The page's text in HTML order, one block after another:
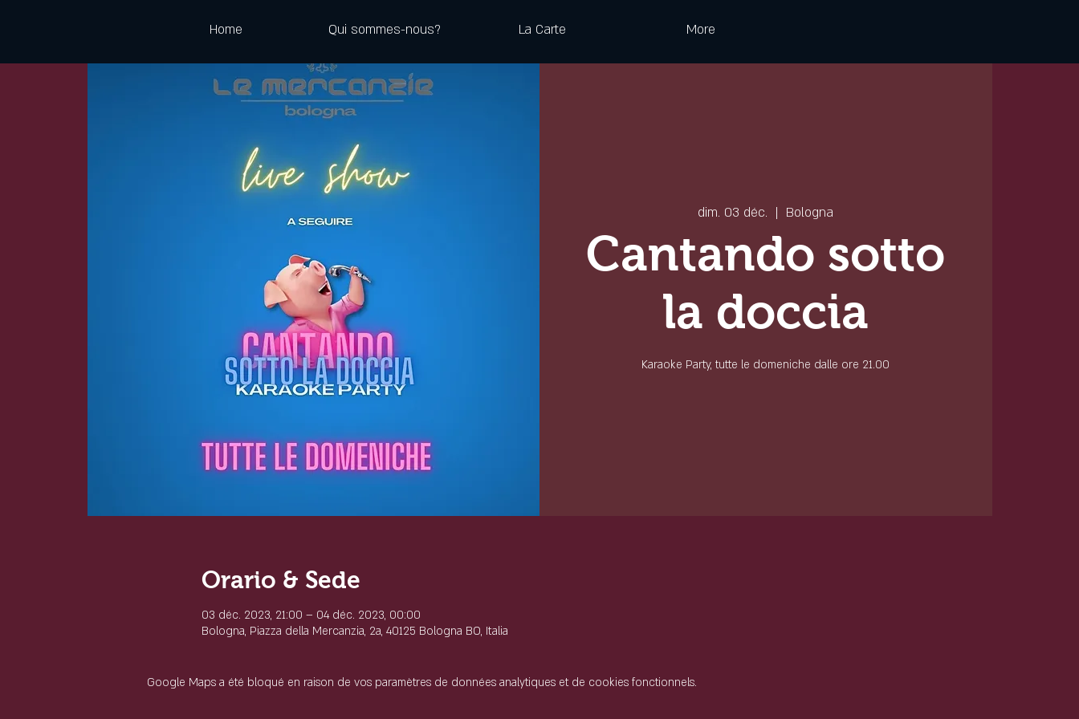
Home Qui sommes-nous? La Carte More
dim. 03 déc.
  |
Bologna
Cantando sotto
la doccia
Karaoke Party, tutte le domeniche dalle ore 21.00
Orario & Sede
03 déc. 2023, 21:00 – 04 déc. 2023, 00:00
Bologna, Piazza della Mercanzia, 2a, 40125 Bologna BO, Italia
Google Maps a été bloqué en raison de vos paramètres de données analytiques et de cookies fonctionnels.